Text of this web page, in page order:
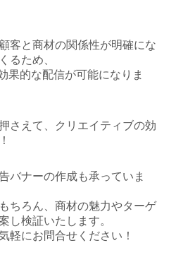
顧客と商材の関係性が明確にな
るため、
果的な配信が可能になりま
さえて、クリエイティブの効
バナーの作成も承っていま
ちろん、商材の魅力やターゲ
し検証いたします。
軽にお問合せください！